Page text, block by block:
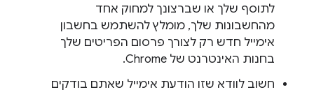
לתוסף שלך או שברצונך למחוק אחד
מהחשבונות שלך, מומלץ להשתמש בחשבון
אימייל חדש רק לצורך פרסום הפריטים שלך
בחנות האינטרנט של Chrome.
חשוב לוודא שזו הודעת אימייל שאתם בודקים